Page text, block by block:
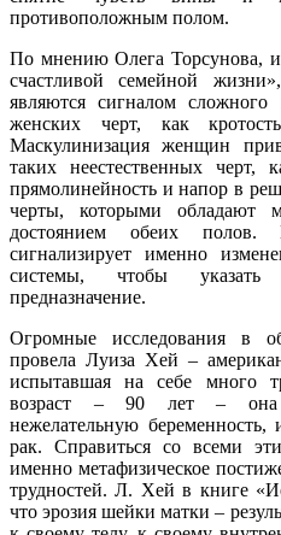
противоположным полом.
По мнению Олега Торсунова,
счастливой семейной
являются сигналом сложного
женских черт, как
Маскулинизация женщин
таких неестественных черт,
прямолинейность и напор в
черты, которыми обладают
достоянием обеих
сигнализирует именно
системы, чтобы
предназначение.
Огромные исследования в
провела Луиза Хей –
испытавшая на себе много
возраст – 90 лет – она
нежелательную
рак. Справиться со всеми
именно метафизическое
трудностей. Л. Хей в книге
что эрозия шейки матки –